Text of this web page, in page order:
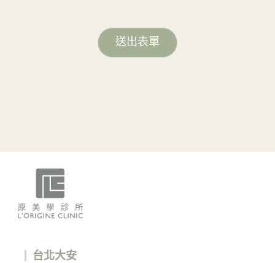
送出表單
台北大安